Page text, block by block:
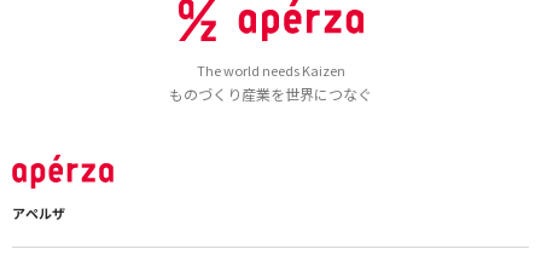
The world needs Kaizen
ものづくり産業を世界につなぐ
アペルザ